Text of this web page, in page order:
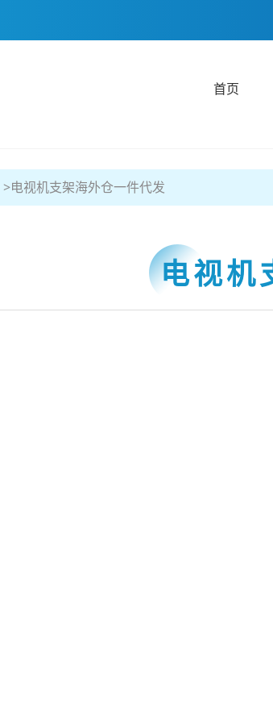
首页
电视机支架海外仓一件代发
电视机